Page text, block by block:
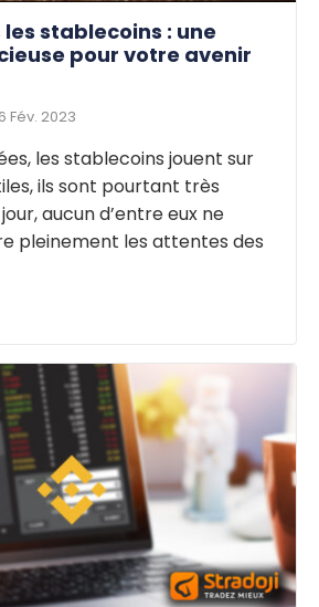
stablecoins : une
pour votre avenir
Fév. 2023
les stablecoins jouent sur
ils sont pourtant très
aucun d’entre eux ne
pleinement les attentes des